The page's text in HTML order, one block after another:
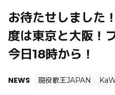
お待たせしました
度は東京と大阪！
今日18時から！
NEWS 現役歌王JAPAN